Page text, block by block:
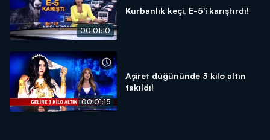
00:01:10
Kurbanlık keçi, E-5'i karıştırdı!
00:01:15
Aşiret düğününde 3 kilo altın
takıldı!